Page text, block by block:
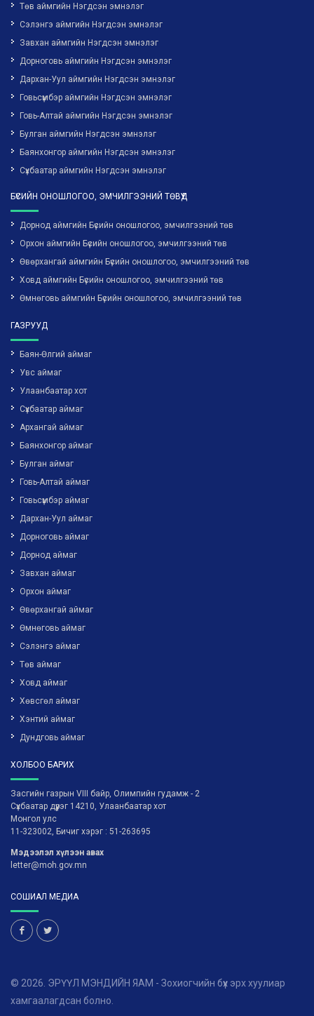
Төв аймгийн Нэгдсэн эмнэлэг
Сэлэнгэ аймгийн Нэгдсэн эмнэлэг
Завхан аймгийн Нэгдсэн эмнэлэг
Дорноговь аймгийн Нэгдсэн эмнэлэг
Дархан-Уул аймгийн Нэгдсэн эмнэлэг
Говьсүмбэр аймгийн Нэгдсэн эмнэлэг
Говь-Алтай аймгийн Нэгдсэн эмнэлэг
Булган аймгийн Нэгдсэн эмнэлэг
Баянхонгор аймгийн Нэгдсэн эмнэлэг
Сүхбаатар аймгийн Нэгдсэн эмнэлэг
БҮСИЙН ОНОШЛОГОО, ЭМЧИЛГЭЭНИЙ ТӨВҮҮД
Дорнод аймгийн Бүсийн оношлогоо, эмчилгээний төв
Орхон аймгийн Бүсийн оношлогоо, эмчилгээний төв
Өвөрхангай аймгийн Бүсийн оношлогоо, эмчилгээний төв
Ховд аймгийн Бүсийн оношлогоо, эмчилгээний төв
Өмнөговь аймгийн Бүсийн оношлогоо, эмчилгээний төв
ГАЗРУУД
Баян-Өлгий аймаг
Увс аймаг
Улаанбаатар хот
Сүхбаатар аймаг
Архангай аймаг
Баянхонгор аймаг
Булган аймаг
Говь-Алтай аймаг
Говьсүмбэр аймаг
Дархан-Уул аймаг
Дорноговь аймаг
Дорнод аймаг
Завхан аймаг
Орхон аймаг
Өвөрхангай аймаг
Өмнөговь аймаг
Сэлэнгэ аймаг
Төв аймаг
Ховд аймаг
Хөвсгөл аймаг
Хэнтий аймаг
Дундговь аймаг
ХОЛБОО БАРИХ
Засгийн газрын VIII байр, Олимпийн гудамж - 2
Сүхбаатар дүүрэг 14210, Улаанбаатар хот
Монгол улс
11-323002, Бичиг хэрэг : 51-263695
Мэдээлэл хүлээн авах
letter@moh.gov.mn
СОШИАЛ МЕДИА
© 2026. ЭРҮҮЛ МЭНДИЙН ЯАМ - Зохиогчийн бүх эрх хуулиар
хамгаалагдсан болно.